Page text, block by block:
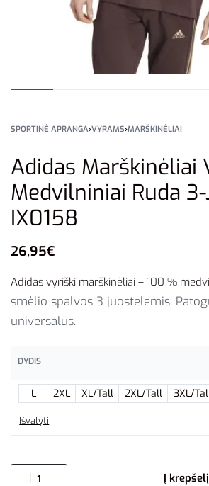
SPORTINĖ APRANGA›VYRAMS›MARŠKINĖLIAI
Adidas Marškinėliai
Medvilniniai Ruda
IX0158
26,95€
Adidas vyriški marškinėliai – 100 %
smėlio spalvos 3 juostelėmis.
universalūs.
DYDIS
L 2XL XL/Tall 2XL/Tall 3XL/
Išvalyti
Į krepšelį